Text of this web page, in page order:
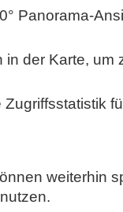
Panorama-
der Karte, um
weiterhin